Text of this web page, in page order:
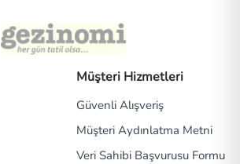
Müşteri Hizmetleri
Güvenli Alışveriş
Müşteri Aydınlatma Metni
Veri Sahibi Başvurusu Formu